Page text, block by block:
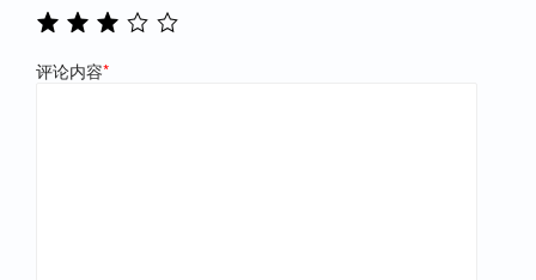
评论内容*